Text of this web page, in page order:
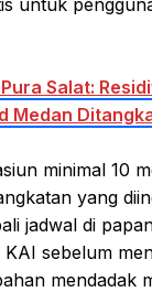
Salat:
Medan
minimal 10
yang
jadwal di
KAI sebelum
mendadak